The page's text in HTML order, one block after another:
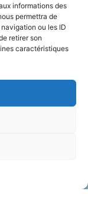
informations des
permettra de
ou les ID
retirer son
caractéristiques